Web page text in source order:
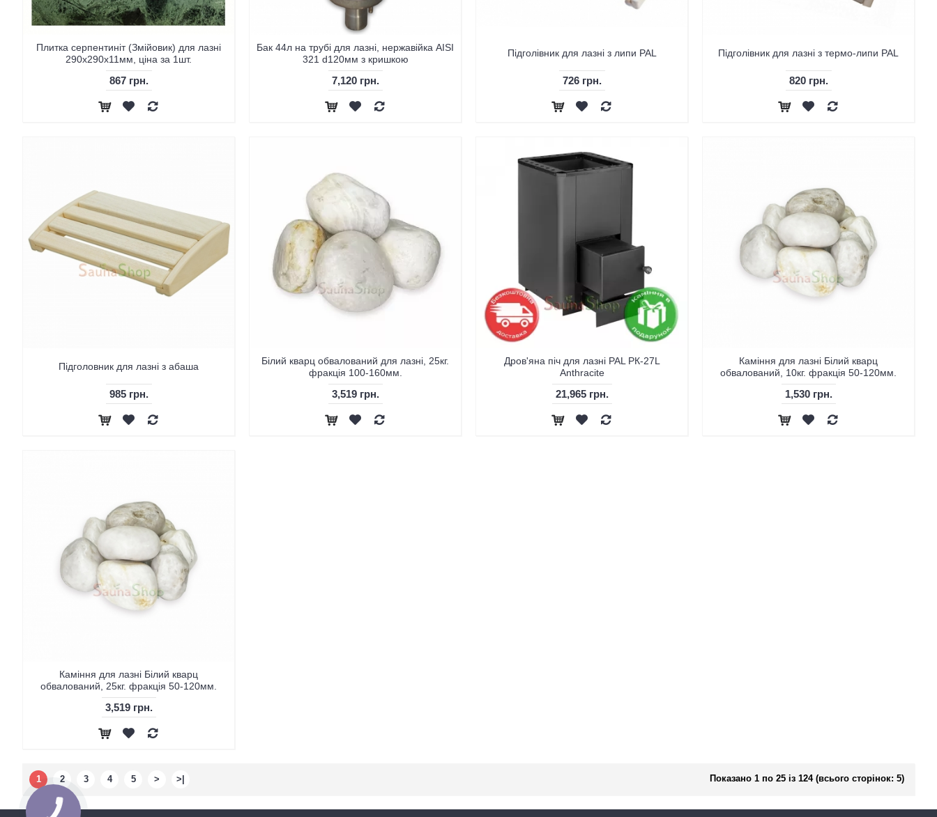
Плитка серпентиніт (Змійовик) для лазні
290х290х11мм, ціна за 1шт.
867 грн.
Бак 44л на трубі для лазні, нержавійка AISI
321 d120мм з кришкою
7,120 грн.
Підголівник для лазні з липи PAL
726 грн.
Підголівник для лазні з термо-липи PAL
820 грн.
Підголовник для лазні з абаша
985 грн.
Білий кварц обвалований для лазні, 25кг.
фракція 100-160мм.
3,519 грн.
Дров'яна піч для лазні PAL PК-27L
Anthracite
21,965 грн.
Каміння для лазні Білий кварц
обвалований, 10кг. фракція 50-120мм.
1,530 грн.
Каміння для лазні Білий кварц
обвалований, 25кг. фракція 50-120мм.
3,519 грн.
1 2 3 4 5 > >| Показано 1 по 25 із 124 (всього сторінок: 5)